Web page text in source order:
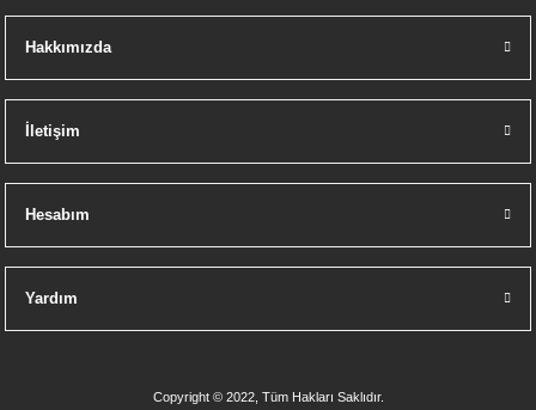
Hakkımızda
İletişim
Hesabım
Yardım
Copyright © 2022, Tüm Hakları Saklıdır.